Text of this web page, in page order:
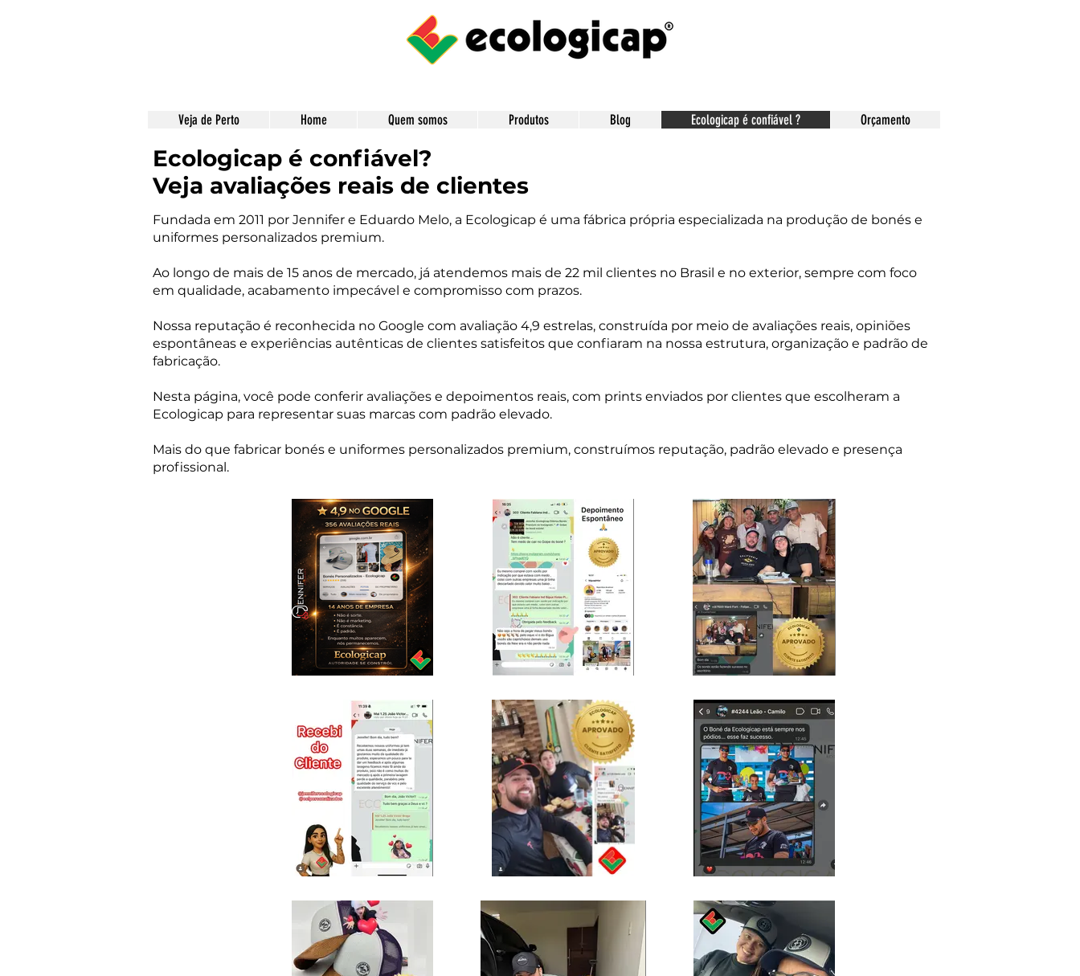
Veja de Perto Home Quem somos Produtos Blog Ecologicap é confiável ? Orçamento
Ecologicap é confiável?
Veja avaliações reais de clientes
Fundada em 2011 por Jennifer e Eduardo Melo, a Ecologicap é uma fábrica própria especializada na produção de bonés e
uniformes personalizados premium.
Ao longo de mais de 15 anos de mercado, já atendemos mais de 22 mil clientes no Brasil e no exterior, sempre com foco
em qualidade, acabamento impecável e compromisso com prazos.
Nossa reputação é reconhecida no Google com avaliação 4,9 estrelas, construída por meio de avaliações reais, opiniões
espontâneas e experiências autênticas de clientes satisfeitos que confiaram na nossa estrutura, organização e padrão de
fabricação.
Nesta página, você pode conferir avaliações e depoimentos reais, com prints enviados por clientes que escolheram a
Ecologicap para representar suas marcas com padrão elevado.
Mais do que fabricar bonés e uniformes personalizados premium, construímos reputação, padrão elevado e presença
profissional.